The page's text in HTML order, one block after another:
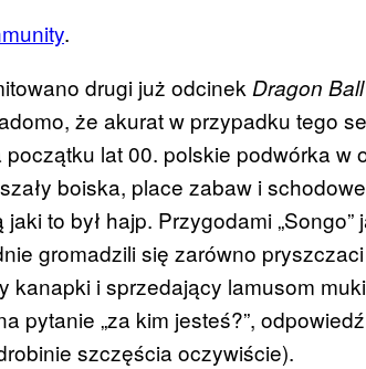
.
drugi już odcinek Dragon
że akurat w przypadku tego
lat 00. polskie podwórka w
boiska, place zabaw i
to był hajp. Przygodami
gromadzili się zarówno
kanapki i sprzedający lamusom
pytanie „za kim jesteś?”,
szczęścia oczywiście).